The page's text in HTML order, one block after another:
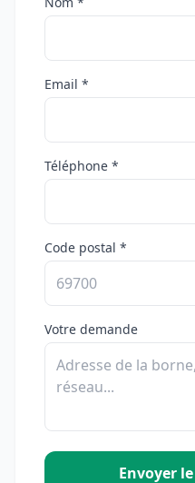
Email *
Téléphone *
Code postal *
Votre demande
Envoyer